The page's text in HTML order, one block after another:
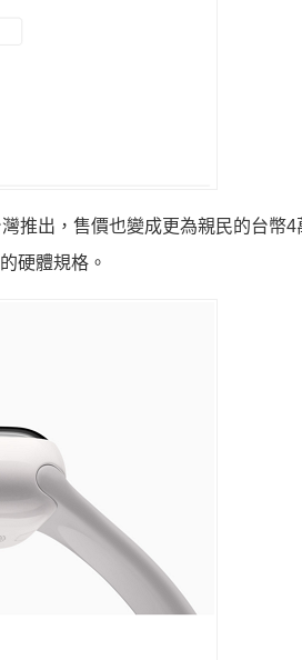
推出，售價也變成更為親民的台幣4
硬體規格。